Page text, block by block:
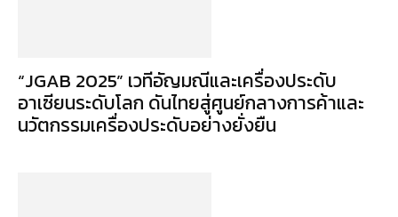
“JGAB 2025” เวทีอัญมณีและเครื่องประดับ
อาเซียนระดับโลก ดันไทยสู่ศูนย์กลางการค้าและ
นวัตกรรมเครื่องประดับอย่างยั่งยืน